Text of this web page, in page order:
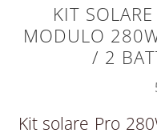
KIT
MODULO
/ 2
Kit solare Pro